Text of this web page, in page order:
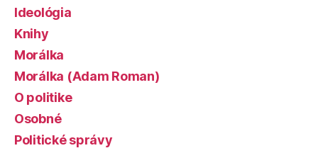
Ideológia
Knihy
Morálka
Morálka (Adam Roman)
O politike
Osobné
Politické správy